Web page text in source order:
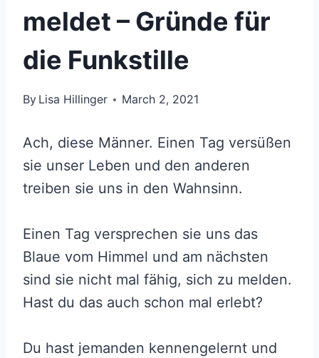
meldet – Gründe für
die Funkstille
By Lisa Hillinger March 2, 2021
Ach, diese Männer. Einen Tag versüßen
sie unser Leben und den anderen
treiben sie uns in den Wahnsinn.
Einen Tag versprechen sie uns das
Blaue vom Himmel und am nächsten
sind sie nicht mal fähig, sich zu melden.
Hast du das auch schon mal erlebt?
Du hast jemanden kennengelernt und